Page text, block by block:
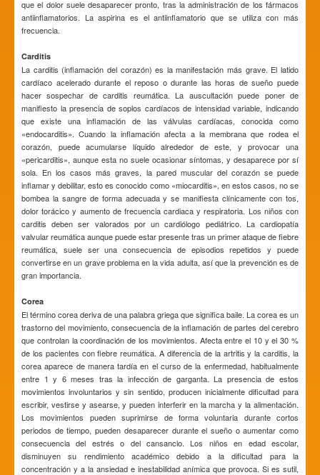
que el dolor suele desaparecer pronto, tras la administración de los fármacos
antiinflamatorios. La aspirina es el antiinflamatorio que se utiliza con más
frecuencia.
Carditis
La carditis (inflamación del corazón) es la manifestación más grave. El latido
cardíaco acelerado durante el reposo o durante las horas de sueño puede
hacer sospechar de carditis reumática. La auscultación puede poner de
manifiesto la presencia de soplos cardíacos de intensidad variable, indicando
que existe una inflamación de las válvulas cardíacas, conocida como
«endocarditis». Cuando la inflamación afecta a la membrana que rodea el
corazón, puede acumularse líquido alrededor de este, y provocar una
«pericarditis», aunque esta no suele ocasionar síntomas, y desaparece por sí
sola. En los casos más graves, la pared muscular del corazón se puede
inflamar y debilitar, esto es conocido como «miocarditis», en estos casos, no se
bombea la sangre de forma adecuada y se manifiesta clínicamente con tos,
dolor torácico y aumento de frecuencia cardiaca y respiratoria. Los niños con
carditis deben ser valorados por un cardiólogo pediátrico. La cardiopatía
valvular reumática aunque puede estar presente tras un primer ataque de fiebre
reumática, suele ser una consecuencia de episodios repetidos y puede
convertirse en un grave problema en la vida adulta, así que la prevención es de
gran importancia.
Corea
El término corea deriva de una palabra griega que significa baile. La corea es un
trastorno del movimiento, consecuencia de la inflamación de partes del cerebro
que controlan la coordinación de los movimientos. Afecta entre el 10 y el 30 %
de los pacientes con fiebre reumática. A diferencia de la artritis y la carditis, la
corea aparece de manera tardía en el curso de la enfermedad, habitualmente
entre 1 y 6 meses tras la infección de garganta. La presencia de estos
movimientos involuntarios y sin sentido, producen inicialmente dificultad para
escribir, vestirse y asearse, y pueden interferir en la marcha y la alimentación.
Los movimientos pueden suprimirse de forma voluntaria durante cortos
periodos de tiempo, pueden desaparecer durante el sueño o aumentar como
consecuencia del estrés o del cansancio. Los niños en edad escolar,
disminuyen su rendimiento académico debido a la dificultad para la
concentración y a la ansiedad e inestabilidad anímica que provoca. Si es sutil,